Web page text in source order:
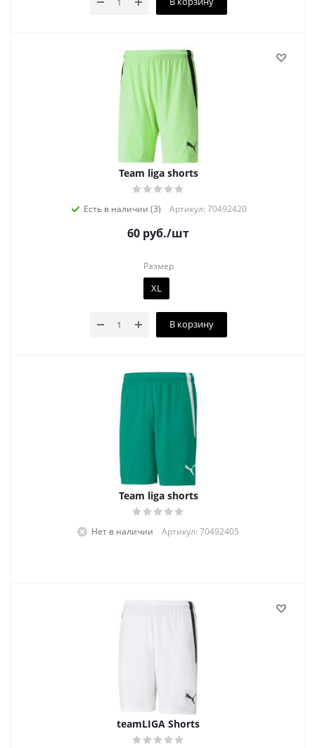
Team liga shorts
Есть в наличии (3) Артикул: 70492420
60 руб./шт
Размер
XL
В корзину
Team liga shorts
Нет в наличии Артикул: 70492405
teamLIGA Shorts